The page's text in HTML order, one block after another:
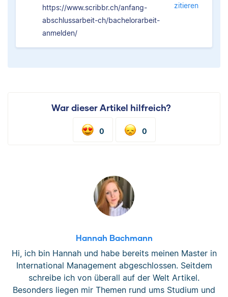
https://www.scribbr.ch/anfang-
abschlussarbeit-ch/bachelorarbeit-
anmelden/
zitieren
War dieser Artikel hilfreich?
0 0
Hannah Bachmann
Hi, ich bin Hannah und habe bereits meinen Master in
International Management abgeschlossen. Seitdem
schreibe ich von überall auf der Welt Artikel.
Besonders liegen mir Themen rund ums Studium und